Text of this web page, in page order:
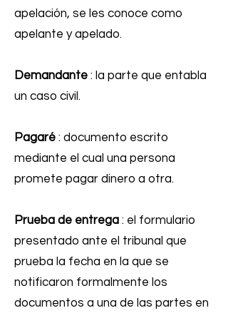
apelación, se les conoce como
apelante y apelado.
Demandante : la parte que entabla
un caso civil.
Pagaré : documento escrito
mediante el cual una persona
promete pagar dinero a otra.
Prueba de entrega : el formulario
presentado ante el tribunal que
prueba la fecha en la que se
notificaron formalmente los
documentos a una de las partes en